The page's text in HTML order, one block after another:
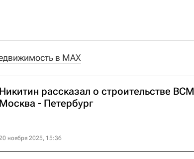
в MAX
Никитин рассказал о строительстве ВСМ
Москва - Петербург
ноября 2025, 15:36